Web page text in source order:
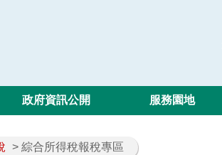
政府資訊公開 服務園地
> 綜合所得稅報稅專區